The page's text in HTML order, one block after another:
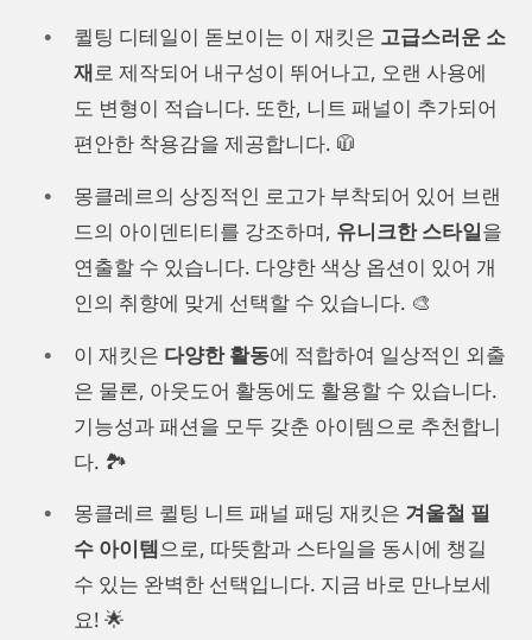
퀼팅 디테일이 돋보이는 이 재킷은 고급스러운 소
재로 제작되어 내구성이 뛰어나고, 오랜 사용에
도 변형이 적습니다. 또한, 니트 패널이 추가되어
편안한 착용감을 제공합니다. 🧥
몽클레르의 상징적인 로고가 부착되어 있어 브랜
드의 아이덴티티를 강조하며, 유니크한 스타일을
연출할 수 있습니다. 다양한 색상 옵션이 있어 개
인의 취향에 맞게 선택할 수 있습니다. 🎨
이 재킷은 다양한 활동에 적합하여 일상적인 외출
은 물론, 아웃도어 활동에도 활용할 수 있습니다.
기능성과 패션을 모두 갖춘 아이템으로 추천합니
다. 🏞️
몽클레르 퀼팅 니트 패널 패딩 재킷은 겨울철 필
수 아이템으로, 따뜻함과 스타일을 동시에 챙길
수 있는 완벽한 선택입니다. 지금 바로 만나보세
요! 🌟